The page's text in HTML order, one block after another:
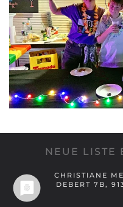
NEUE LISTE
CHRISTIANE
DEBERT 7B,